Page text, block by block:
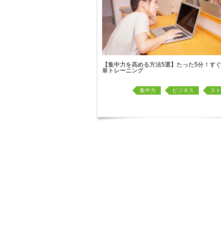
【集中力を高める方法5選】たった5分！す
単トレーニング
ス
ビジネス
集中力